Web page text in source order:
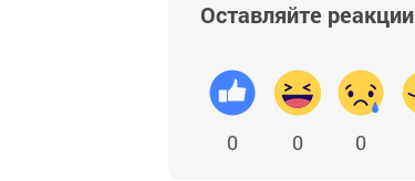
Оставляйте реакции
0 0 0